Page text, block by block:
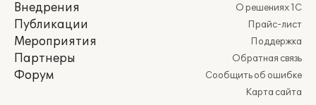
Внедрения
Публикации
Мероприятия
Партнеры
Форум
О решениях 1С
Прайс-лист
Поддержка
Обратная связь
Сообщить об ошибке
Карта сайта